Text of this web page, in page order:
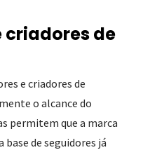
de
e criadores de
o alcance do
permitem que a marca
base de seguidores já